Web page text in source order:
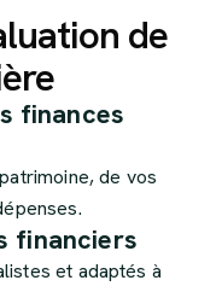
de
finances
de vos
financiers
et adaptés à